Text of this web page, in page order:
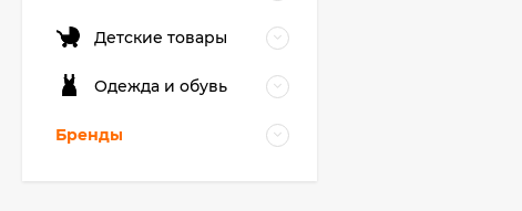
Детские товары
Одежда и обувь
Бренды